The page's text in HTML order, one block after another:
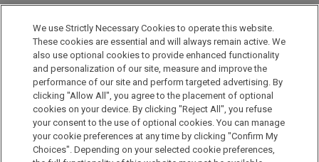
로 등록하시면 다양한 혜택을 누리실 수 있습니다.
회원 가입은 이곳으로
We use Strictly Necessary Cookies to operate this website.
These cookies are essential and will always remain active. We
also use optional cookies to provide enhanced functionality
and personalization of our site, measure and improve the
performance of our site and perform targeted advertising. By
clicking "Allow All", you agree to the placement of optional
cookies on your device. By clicking "Reject All", you refuse
your consent to the use of optional cookies. You can manage
your cookie preferences at any time by clicking "Confirm My
Choices". Depending on your selected cookie preferences,